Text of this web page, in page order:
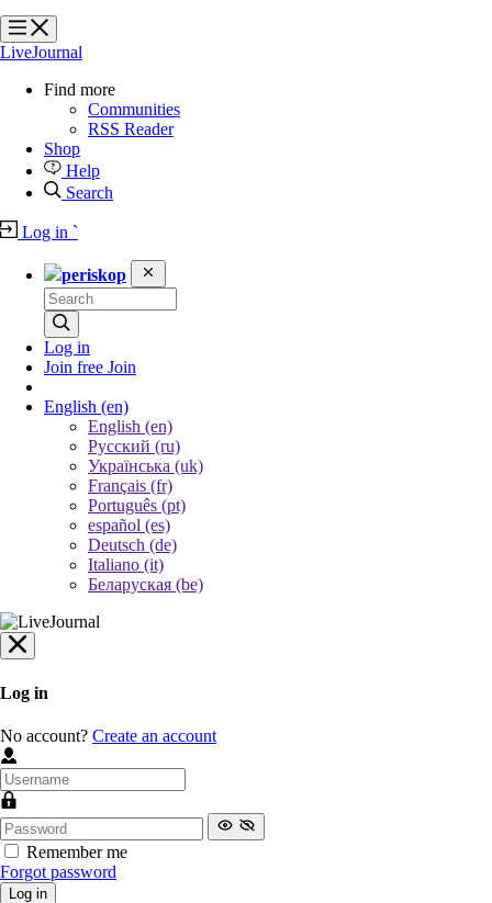
?
?
LiveJournal
Find more
Communities
RSS Reader
Shop
Help
Search
Log in `
periskop
Log in
Join free Join
English (en)
English (en)
Русский (ru)
Українська (uk)
Français (fr)
Português (pt)
español (es)
Deutsch (de)
Italiano (it)
Беларуская (be)
Log in
No account? Create an account
Remember me
Forgot password
Log in